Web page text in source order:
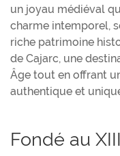
un joyau médiéval
charme intemporel,
riche patrimoine
de Cajarc, une
Âge tout en offrant
authentique et
Fondé au